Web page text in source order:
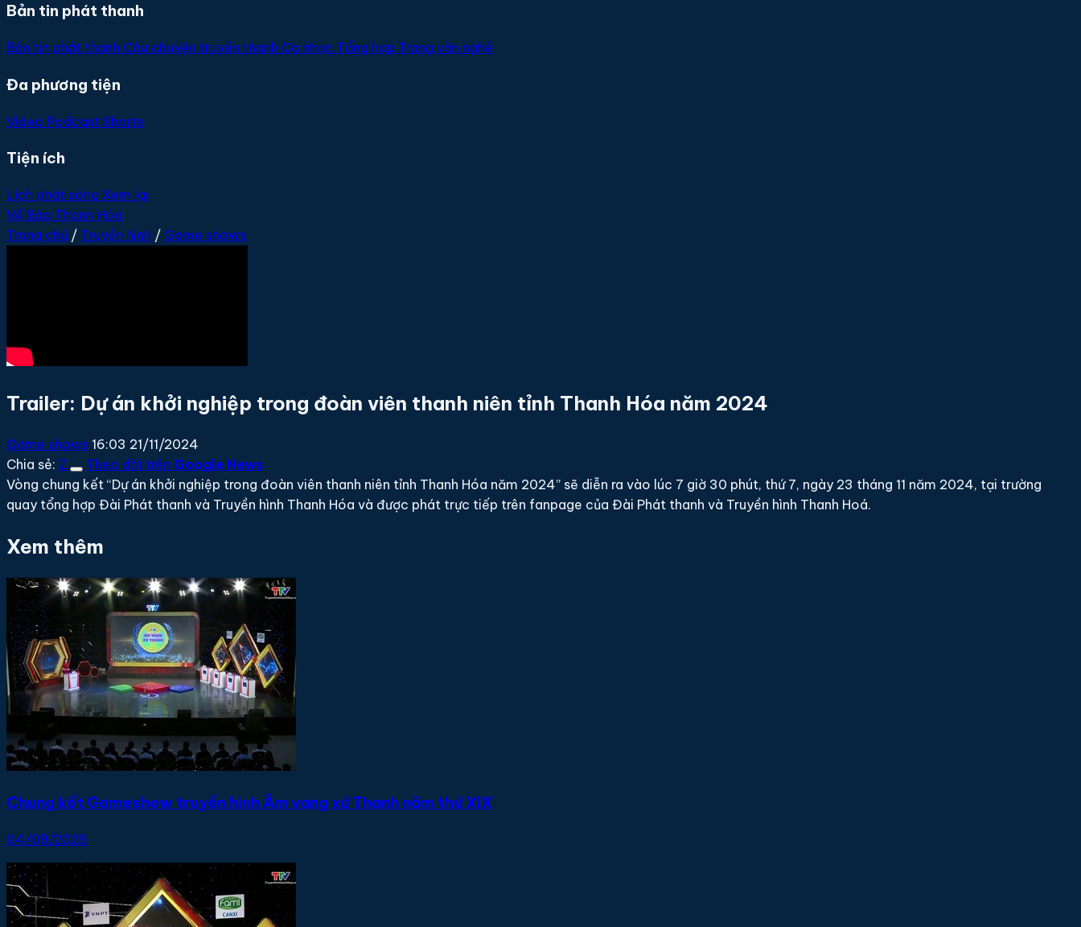
Bản tin phát thanh
Bản tin phát thanh Câu chuyện truyền thanh Ca nhạc Tổng hợp Trang văn nghệ
Đa phương tiện
Video Podcast Shorts
Tiện ích
Lịch phát sóng Xem lại
Về Báo Thanh Hóa
Trang chủ / Truyền hình / Game shows
Trailer: Dự án khởi nghiệp trong đoàn viên thanh niên tỉnh Thanh Hóa năm 2024
Game shows 16:03 21/11/2024
Chia sẻ: Z Theo dõi trên Google News
Vòng chung kết “Dự án khởi nghiệp trong đoàn viên thanh niên tỉnh Thanh Hóa năm 2024” sẽ diễn ra vào lúc 7 giờ 30 phút, thứ 7, ngày 23 tháng 11 năm 2024, tại trường
quay tổng hợp Đài Phát thanh và Truyền hình Thanh Hóa và được phát trực tiếp trên fanpage của Đài Phát thanh và Truyền hình Thanh Hoá.
Xem thêm
Chung kết Gameshow truyền hình Âm vang xứ Thanh năm thứ XIX
04/08/2025